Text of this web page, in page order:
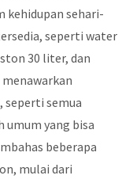
kehidupan sehari-
seperti water
30 liter, dan
seperti semua
umum yang bisa
beberapa
mulai dari